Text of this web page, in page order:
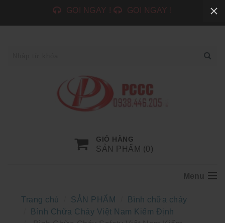
GỌI NGAY ! GỌI NGAY !
GIỎ HÀNG
SẢN PHẨM (0)
Menu
Trang chủ SẢN PHẨM
Bình chữa cháy
Bình Chữa Cháy Việt Nam Kiểm Định